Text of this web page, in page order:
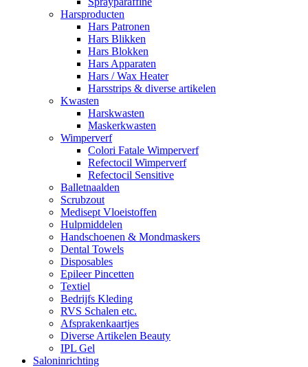
Harsproducten
Hars Patronen
Hars Blikken
Hars Blokken
Hars Apparaten
Hars / Wax Heater
Harsstrips & diverse artikelen
Kwasten
Harskwasten
Maskerkwasten
Wimperverf
Colori Fatale Wimperverf
Refectocil Wimperverf
Refectocil Sensitive
Balletnaalden
Scrubzout
Medisept Vloeistoffen
Hulpmiddelen
Handschoenen & Mondmaskers
Dental Towels
Disposables
Epileer Pincetten
Textiel
Bedrijfs Kleding
RVS Schalen etc.
Afsprakenkaartjes
Diverse Artikelen Beauty
IPL Gel
Saloninrichting